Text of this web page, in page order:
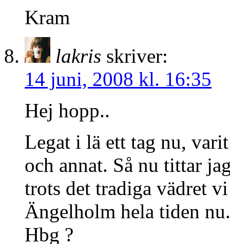
Kram
lakris skriver:
14 juni, 2008 kl. 16:35
Hej hopp..
Legat i lä ett tag nu,
och annat. Så nu tittar
trots det tradiga vädret
Ängelholm hela tiden
Hbg ?